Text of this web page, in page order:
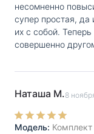
несомненно
супер простая, да
их с собой.
совершенно
Наташа М.8
Модель: